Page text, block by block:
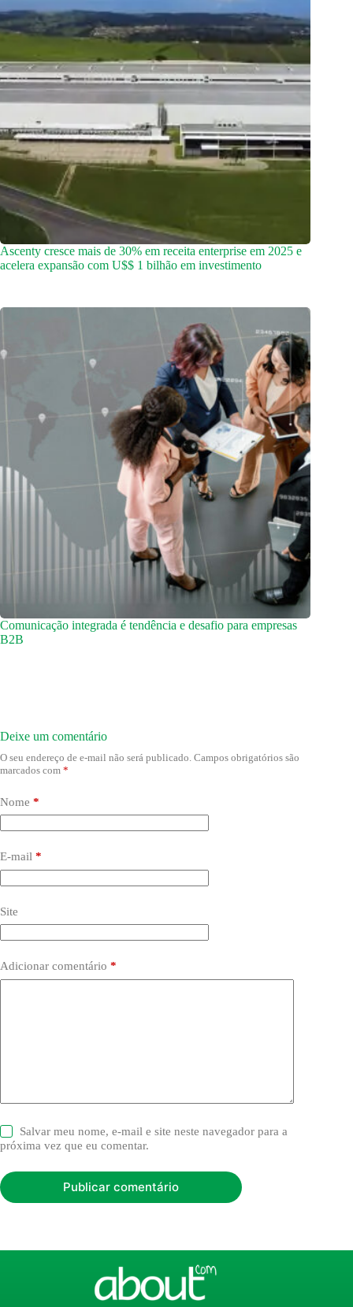
Ascenty cresce mais de 30% em receita enterprise em 2025 e
acelera expansão com U$$ 1 bilhão em investimento
Comunicação integrada é tendência e desafio para empresas
B2B
Deixe um comentário
O seu endereço de e-mail não será publicado. Campos obrigatórios são
marcados com *
Nome *
E-mail *
Site
Adicionar comentário *
Salvar meu nome, e-mail e site neste navegador para a
próxima vez que eu comentar.
Publicar comentário